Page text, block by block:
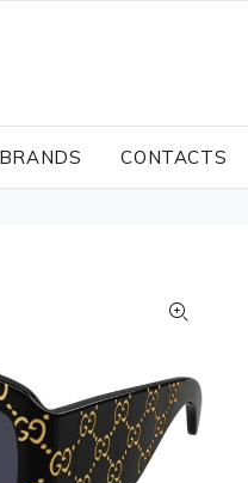
BRANDS CONTACTS